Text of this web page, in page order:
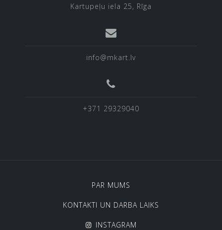
Kartupeļu iela 25, Rīga
info@mkart.lv
+371 29329040
PAR MUMS
KONTAKTI UN DARBA LAIKS
INSTAGRAM